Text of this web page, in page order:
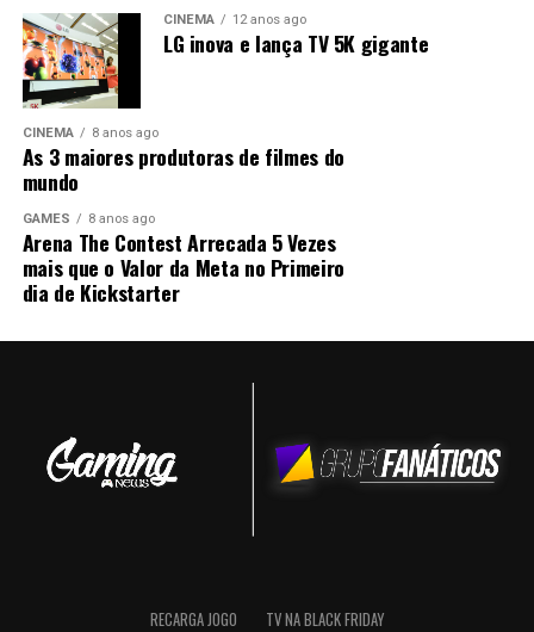
CINEMA 12 anos ago
LG inova e lança TV 5K gigante
CINEMA 8 anos ago
As 3 maiores produtoras de filmes do
mundo
GAMES 8 anos ago
Arena The Contest Arrecada 5 Vezes
mais que o Valor da Meta no Primeiro
dia de Kickstarter
RECARGA JOGO TV NA BLACK FRIDAY